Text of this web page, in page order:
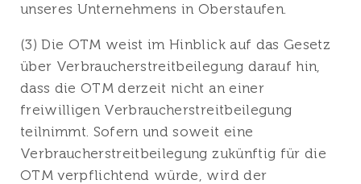
unseres Unternehmens in Oberstaufen.
(3) Die OTM weist im Hinblick auf das Gesetz
über Verbraucherstreitbeilegung darauf hin,
dass die OTM derzeit nicht an einer
freiwilligen Verbraucherstreitbeilegung
teilnimmt. Sofern und soweit eine
Verbraucherstreitbeilegung zukünftig für die
OTM verpflichtend würde, wird der